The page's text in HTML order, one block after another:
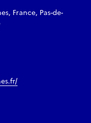
France, Pas-de-